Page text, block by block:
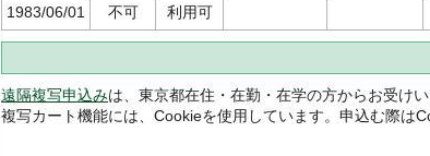
1983/06/01 不可 利用可
遠隔複写申込みは、東京都在住・在勤・在学の方からお受けい
複写カート機能には、Cookieを使用しています。申込む際は